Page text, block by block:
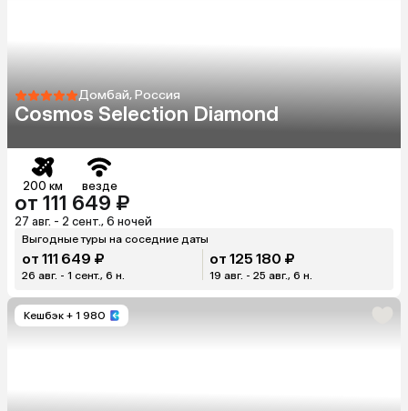
Домбай, Россия
Cosmos Selection Diamond
200 км везде
от 111 649 ₽
27 авг. - 2 сент., 6 ночей
Выгодные туры на соседние даты
от 111 649 ₽
26 авг. - 1 сент., 6 н.
от 125 180 ₽
19 авг. - 25 авг., 6 н.
Кешбэк + 1 980